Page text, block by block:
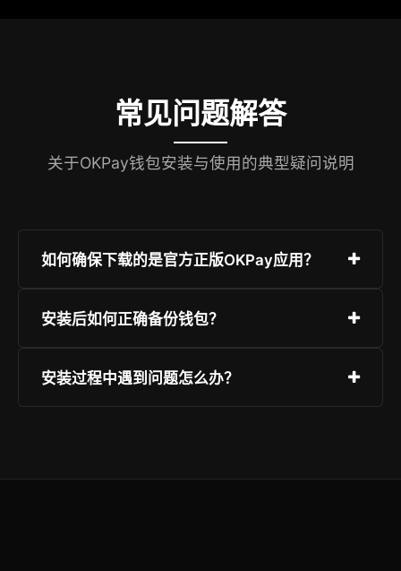
常见问题解答
关于OKPay钱包安装与使用的典型疑问说明
如何确保下载的是官方正版OKPay应用？
请务必通过官网或应用商店下载，切勿点击陌生链
安装后如何正确备份钱包？
首次创建钱包时会生成12位助记词，请在安全环境
安装过程中遇到问题怎么办？
置。